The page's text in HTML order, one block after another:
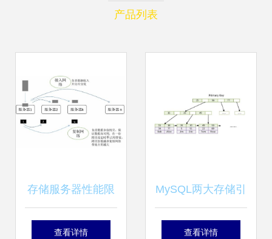
产品列表
存储服务器性能限
制 浅谈分布式存储
查看详情
MySQL两大存储引
擎详细分析与区别
查看详情